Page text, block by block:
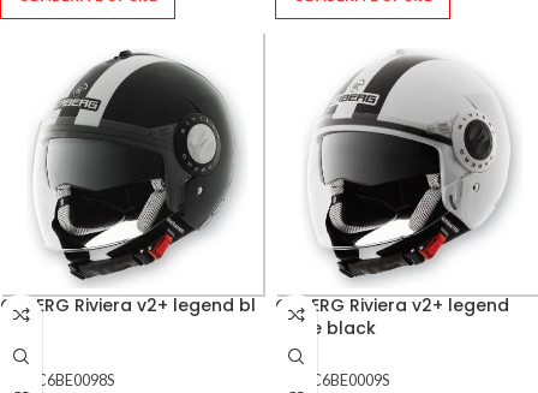
CABERG Riviera v2+ legend bl
wh
C6BE0098S
CABERG Riviera v2+ legend
white black
C6BE0009S